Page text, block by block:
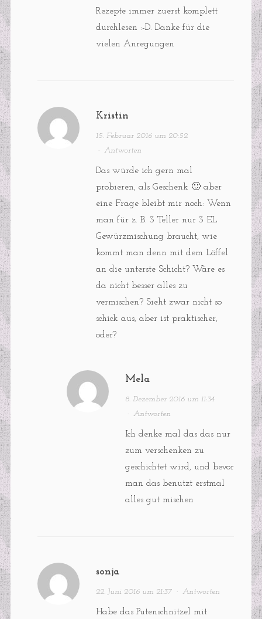
Rezepte immer zuerst komplett
durchlesen :-D. Danke für die
vielen Anregungen
Kristin
15. Februar 2016 um 20:52
· Antworten
Das würde ich gern mal
probieren, als Geschenk 🙂 aber
eine Frage bleibt mir noch: Wenn
man für z. B. 3 Teller nur 3 EL
Gewürzmischung braucht, wie
kommt man denn mit dem Löffel
an die unterste Schicht? Wäre es
da nicht besser alles zu
vermischen? Sieht zwar nicht so
schick aus, aber ist praktischer,
oder?
Mela
8. Dezember 2016 um 11:34
· Antworten
Ich denke mal das das nur
zum verschenken zu
geschichtet wird, und bevor
man das benutzt erstmal
alles gut mischen
sonja
22. Juni 2016 um 21:37· Antworten
Habe das Putenschnitzel mit